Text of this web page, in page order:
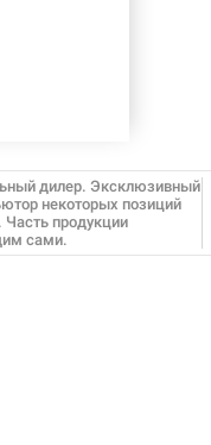
дилер. Эксклюзивный
некоторых позиций
Часть продукции
сами.